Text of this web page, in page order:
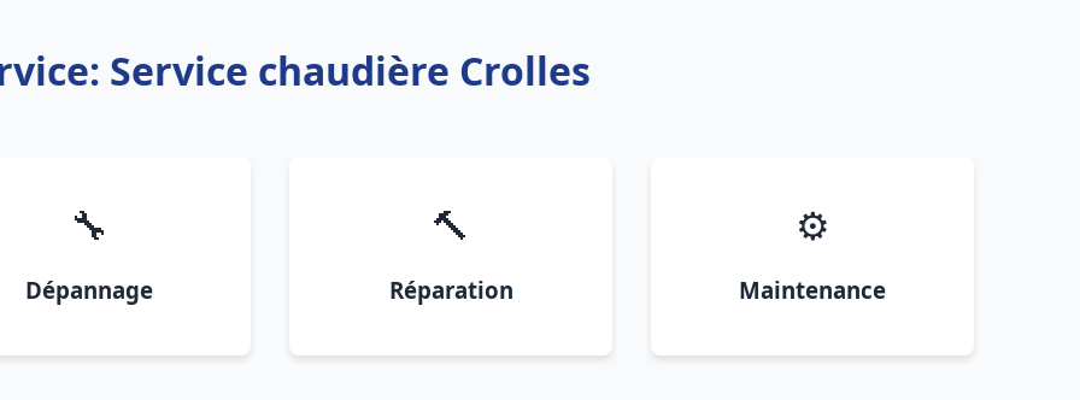
Service chaudière Crolles
🔧
Dépannage
🔨
Réparation
⚙️
Maintenance